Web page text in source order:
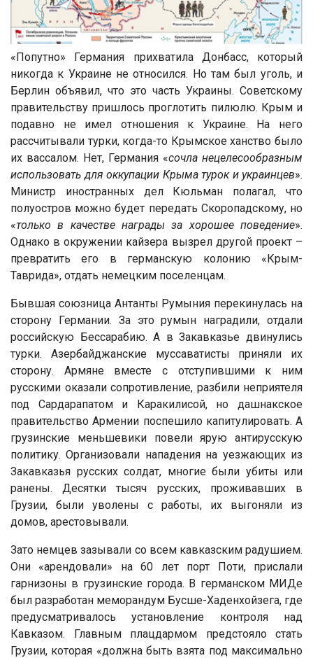
«Попутно» Германия прихватила Донбасс, который
никогда к Украине не относился. Но там был уголь, и
Берлин объявил, что это часть Украины. Советскому
правительству пришлось проглотить пилюлю. Крым и
подавно не имел отношения к Украине. На него
рассчитывали турки, когда-то Крымское ханство было
их вассалом. Нет, Германия «сочла нецелесообразным
использовать для оккупации Крыма турок и украинцев».
Министр иностранных дел Кюльман полагал, что
полуостров можно будет передать Скоропадскому, но
«только в качестве награды за хорошее поведение».
Однако в окружении кайзера вызрел другой проект –
превратить его в германскую колонию «Крым-
Таврида», отдать немецким поселенцам.
Бывшая союзница Антанты Румыния перекинулась на
сторону Германии. За это румын наградили, отдали
российскую Бессарабию. А в Закавказье двинулись
турки. Азербайджанские муссаватисты приняли их
сторону. Армяне вместе с отступившими к ним
русскими оказали сопротивление, разбили неприятеля
под Сардарапатом и Каракилисой, но дашнакское
правительство Армении поспешило капитулировать. А
грузинские меньшевики повели ярую антирусскую
политику. Организовали нападения на уезжающих из
Закавказья русских солдат, многие были убиты или
ранены. Десятки тысяч русских, проживавших в
Грузии, были уволены с работы, их выгоняли из
домов, арестовывали.
Зато немцев зазывали со всем кавказским радушием.
Они «арендовали» на 60 лет порт Поти, прислали
гарнизоны в грузинские города. В германском МИДе
был разработан меморандум Бусше-Хаденхойзега, где
предусматривалось установление контроля над
Кавказом. Главным плацдармом предстояло стать
Грузии, которая «должна быть взята под максимально